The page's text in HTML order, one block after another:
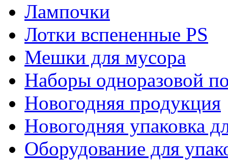
Лампочки
Лотки вспененные PS
Мешки для мусора
Наборы одноразовой
Новогодняя продукция
Новогодняя упаковка
Оборудование для